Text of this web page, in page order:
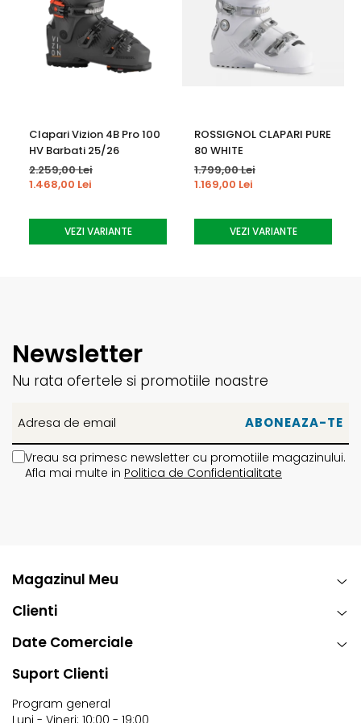
Clapari Vizion 4B Pro 100
HV Barbati 25/26
2.259,00 Lei
1.468,00 Lei
VEZI VARIANTE
ROSSIGNOL CLAPARI PURE
80 WHITE
1.799,00 Lei
1.169,00 Lei
VEZI VARIANTE
Newsletter
Nu rata ofertele si promotiile noastre
Vreau sa primesc newsletter cu promotiile magazinului.
Afla mai multe in Politica de Confidentialitate
Magazinul Meu
Clienti
Date Comerciale
Suport Clienti
Program general
Luni - Vineri: 10:00 - 19:00